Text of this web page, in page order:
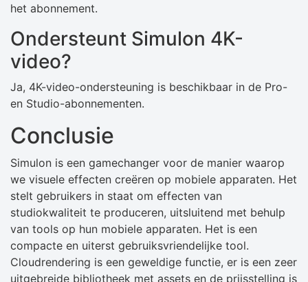
het abonnement.
Ondersteunt Simulon 4K-
video?
Ja, 4K-video-ondersteuning is beschikbaar in de Pro-
en Studio-abonnementen.
Conclusie
Simulon is een gamechanger voor de manier waarop
we visuele effecten creëren op mobiele apparaten. Het
stelt gebruikers in staat om effecten van
studiokwaliteit te produceren, uitsluitend met behulp
van tools op hun mobiele apparaten. Het is een
compacte en uiterst gebruiksvriendelijke tool.
Cloudrendering is een geweldige functie, er is een zeer
uitgebreide bibliotheek met assets en de prijsstelling is